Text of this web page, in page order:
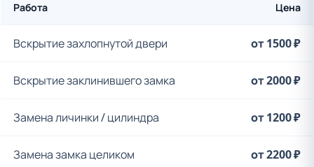
Работа Цена
Вскрытие захлопнутой двери от 1500 ₽
Вскрытие заклинившего замка от 2000 ₽
Замена личинки / цилиндра от 1200 ₽
Замена замка целиком от 2200 ₽